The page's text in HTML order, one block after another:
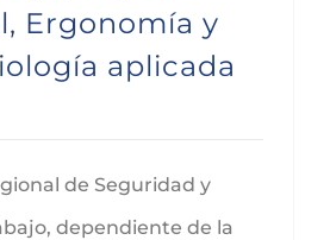
Ergonomía y
aplicada
de Seguridad y
dependiente de la